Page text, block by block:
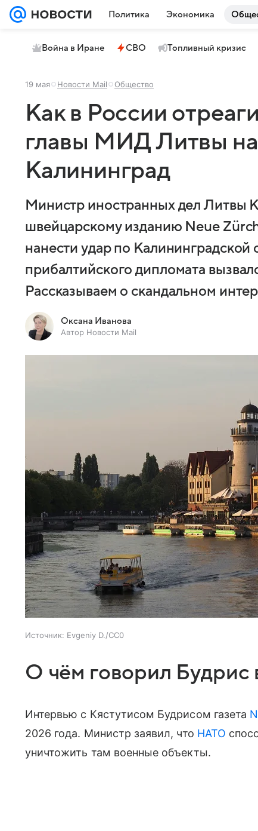
Политика Экономика
Война в Иране СВО Топливный кризис
19 мая Новости Mail Общество
Как в России
главы МИД Литвы
Калининград
Министр иностранных дел Литвы
швейцарскому изданию Neue
нанести удар по
прибалтийского дипломата
Рассказываем о скандальном
Оксана Иванова
Автор Новости Mail
Источник: Evgeniy D./CC0
О чём говорил Будрис
Интервью с Кястутисом Будрисом газета
2026 года. Министр заявил, что НАТО
уничтожить там военные объекты.